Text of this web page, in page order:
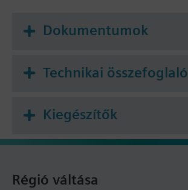
Dokumentumok
Technikai összefoglaló
Kiegészítők
Régió váltása